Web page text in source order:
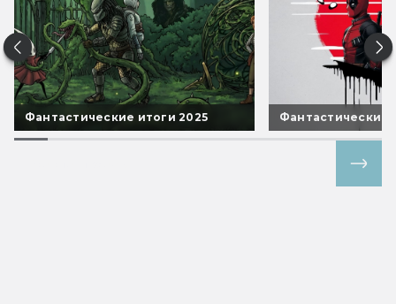
Фантастические итоги 2025 Фантастические